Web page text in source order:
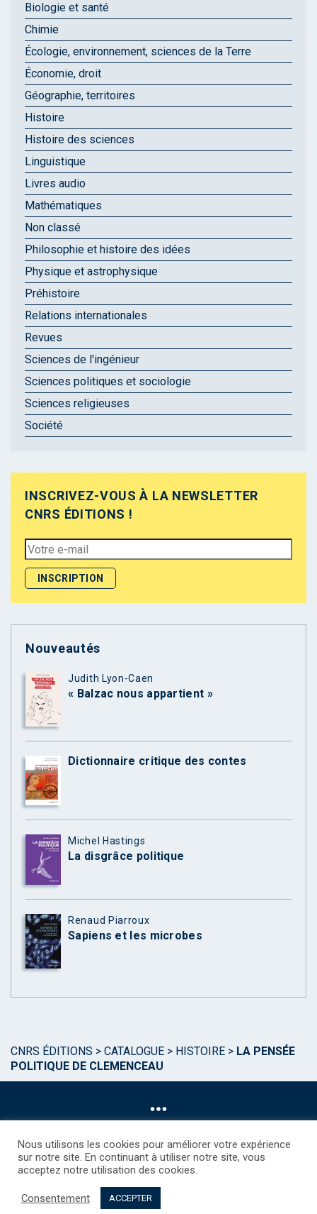
Biologie et santé
Chimie
Écologie, environnement, sciences de la Terre
Économie, droit
Géographie, territoires
Histoire
Histoire des sciences
Linguistique
Livres audio
Mathématiques
Non classé
Philosophie et histoire des idées
Physique et astrophysique
Préhistoire
Relations internationales
Revues
Sciences de l'ingénieur
Sciences politiques et sociologie
Sciences religieuses
Société
INSCRIVEZ-VOUS À LA NEWSLETTER
CNRS ÉDITIONS !
Nouveautés
Judith Lyon-Caen
« Balzac nous appartient »
Dictionnaire critique des contes
Michel Hastings
La disgrâce politique
Renaud Piarroux
Sapiens et les microbes
CNRS ÉDITIONS > CATALOGUE > HISTOIRE > LA PENSÉE
POLITIQUE DE CLEMENCEAU
©CNRS EDITIONS 2025
Droits étrangers / Foreign rights
Nous utilisons les cookies pour améliorer votre expérience
sur notre site. En continuant à utiliser notre site, vous
acceptez notre utilisation des cookies.
Consentement ACCEPTER